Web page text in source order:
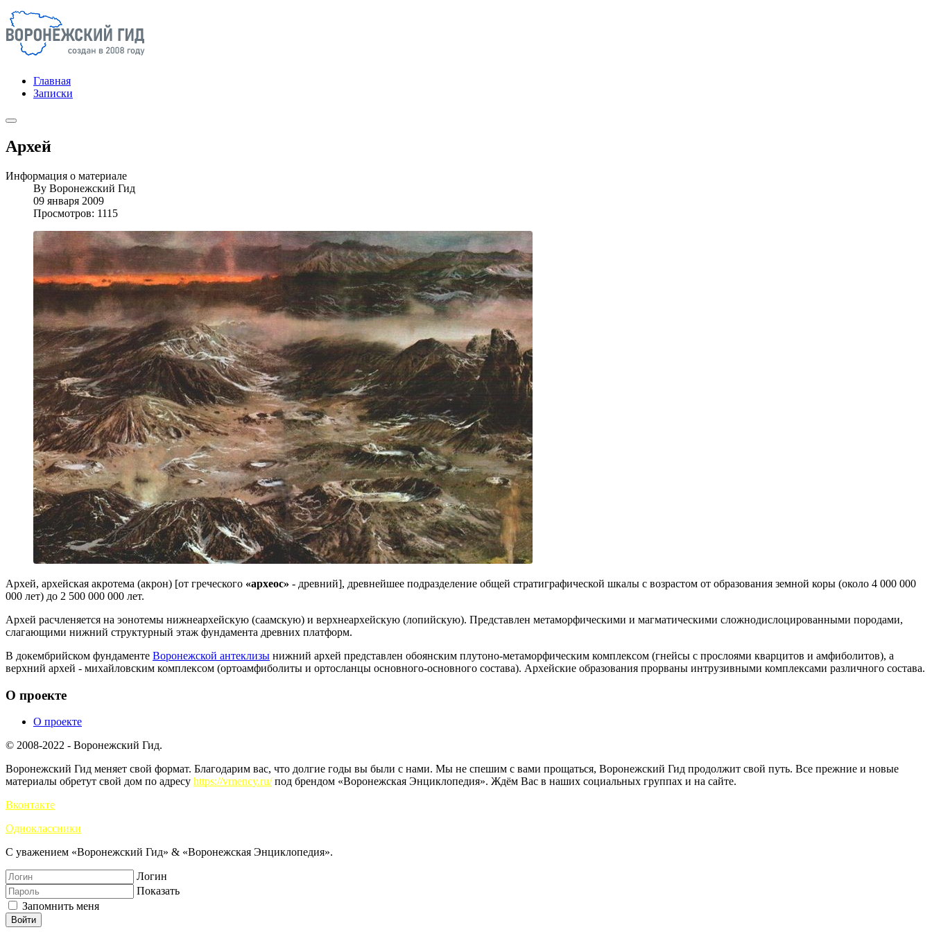
Главная
Записки
Архей
Информация о материале
By Воронежский Гид
09 января 2009
Просмотров: 1115
Архей, архейская акротема (акрон) [от греческого «археос» - древний], древнейшее подразделение общей стратиграфической шкалы с возрастом от образования земной коры (около 4 000 000
000 лет) до 2 500 000 000 лет.
Архей расчленяется на эонотемы нижнеархейскую (саамскую) и верхнеархейскую (лопийскую). Представлен метаморфическими и магматическими сложнодислоцированными породами,
слагающими нижний структурный этаж фундамента древних платформ.
В докембрийском фундаменте Воронежской антеклизы нижний архей представлен обоянским плутоно-метаморфическим комплексом (гнейсы с прослоями кварцитов и амфиболитов), а
верхний архей - михайловским комплексом (ортоамфиболиты и ортосланцы основного-основного состава). Архейские образования прорваны интрузивными комплексами различного состава.
О проекте
О проекте
© 2008-2022 - Воронежский Гид.
Воронежский Гид меняет свой формат. Благодарим вас, что долгие годы вы были с нами. Мы не спешим с вами прощаться, Воронежский Гид продолжит свой путь. Все прежние и новые
материалы обретут свой дом по адресу https://vrnency.ru/под брендом «Воронежская Энциклопедия». Ждём Вас в наших социальных группах и на сайте.
Вконтакте
Одноклассники
С уважением «Воронежский Гид» & «Воронежская Энциклопедия».
Логин
Показать
Запомнить меня
Войти